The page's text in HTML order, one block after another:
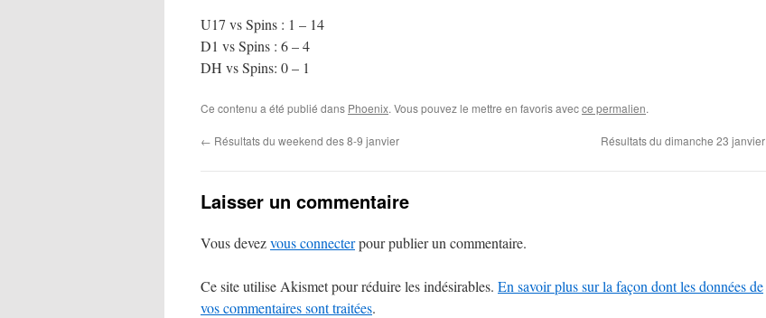
U17 vs Spins : 1 – 14
D1 vs Spins : 6 – 4
DH vs Spins: 0 – 1
Ce contenu a été publié dans Phoenix. Vous pouvez le mettre en favoris avecce permalien.
← Résultats du weekend des 8-9 janvier Résultats du dimanche 23 janvier
Laisser un commentaire
Vous devezvous connecterpour publier un commentaire.
Ce site utilise Akismet pour réduire les indésirables. En savoir plus sur la façon dont les données de
vos commentaires sont traitées.